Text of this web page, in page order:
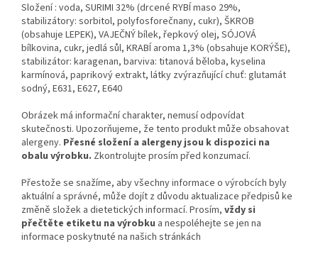
Složení : voda, SURIMI 32% (drcené RYBÍ maso 29%,
stabilizátory: sorbitol, polyfosforečnany, cukr), ŠKROB
(obsahuje LEPEK), VAJEČNÝ bílek, řepkový olej, SÓJOVÁ
bílkovina, cukr, jedlá sůl, KRABÍ aroma 1,3% (obsahuje KORÝŠE),
stabilizátor: karagenan, barviva: titanová běloba, kyselina
karmínová, paprikový extrakt, látky zvýrazňující chuť: glutamát
sodný, E631, E627, E640
Obrázek má informační charakter, nemusí odpovídat
skutečnosti. Upozorňujeme, že tento produkt může obsahovat
alergeny. Přesné složení a alergeny jsou k dispozici na
obalu výrobku. Zkontrolujte prosím před konzumací.
Přestože se snažíme, aby všechny informace o výrobcích byly
aktuální a správné, může dojít z důvodu aktualizace předpisů ke
změně složek a dietetických informací. Prosím, vždy si
přečtěte etiketu na výrobku a nespoléhejte se jen na
informace poskytnuté na našich stránkách